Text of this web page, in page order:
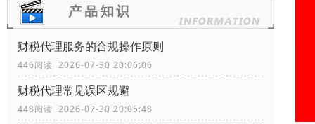
财税代理服务的合规操作原则
446阅读 2026-07-30 20:06:06
财税代理常见误区规避
448阅读 2026-07-30 20:05:48